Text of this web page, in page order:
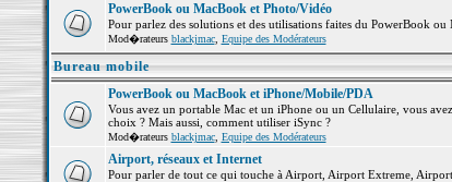
PowerBook ou MacBook et Photo/Vidéo
Pour parlez des solutions et des utilisations faites du PowerBook
Mod�rateurs blackjmac, Equipe des Modérateurs
Bureau mobile
PowerBook ou MacBook et iPhone/Mobile/PDA
Vous avez un portable Mac et un iPhone ou un Cellulaire, vous
choix ? Mais aussi, comment utiliser iSync ?
Mod�rateurs blackjmac, Equipe des Modérateurs
Airport, réseaux et Internet
Pour parler de tout ce qui touche à Airport, Airport Extreme,